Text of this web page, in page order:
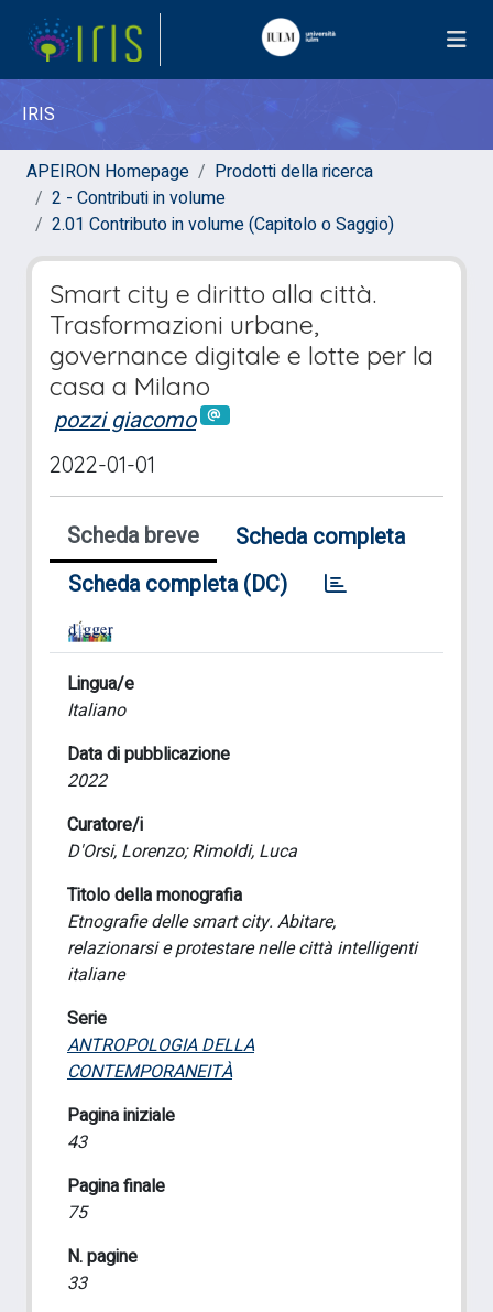
IRIS
APEIRON Homepage
Prodotti della ricerca
2 - Contributi in volume
2.01 Contributo in volume (Capitolo o Saggio)
Smart city e diritto alla città.
Trasformazioni urbane,
governance digitale e lotte per la
casa a Milano
pozzi giacomo
2022-01-01
Scheda breve
Scheda completa
Scheda completa (DC)
Lingua/e
Italiano
Data di pubblicazione
2022
Curatore/i
D'Orsi, Lorenzo; Rimoldi, Luca
Titolo della monografia
Etnografie delle smart city. Abitare,
relazionarsi e protestare nelle città intelligenti
italiane
Serie
ANTROPOLOGIA DELLA
CONTEMPORANEITÀ
Pagina iniziale
43
Pagina finale
75
N. pagine
33